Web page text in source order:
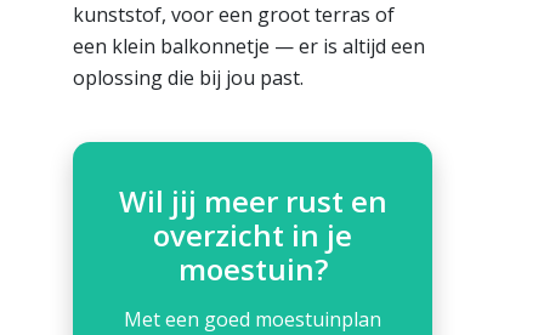
kunststof, voor een groot terras of
een klein balkonnetje — er is altijd een
oplossing die bij jou past.
Wil jij meer rust en
overzicht in je
moestuin?
Met een goed moestuinplan